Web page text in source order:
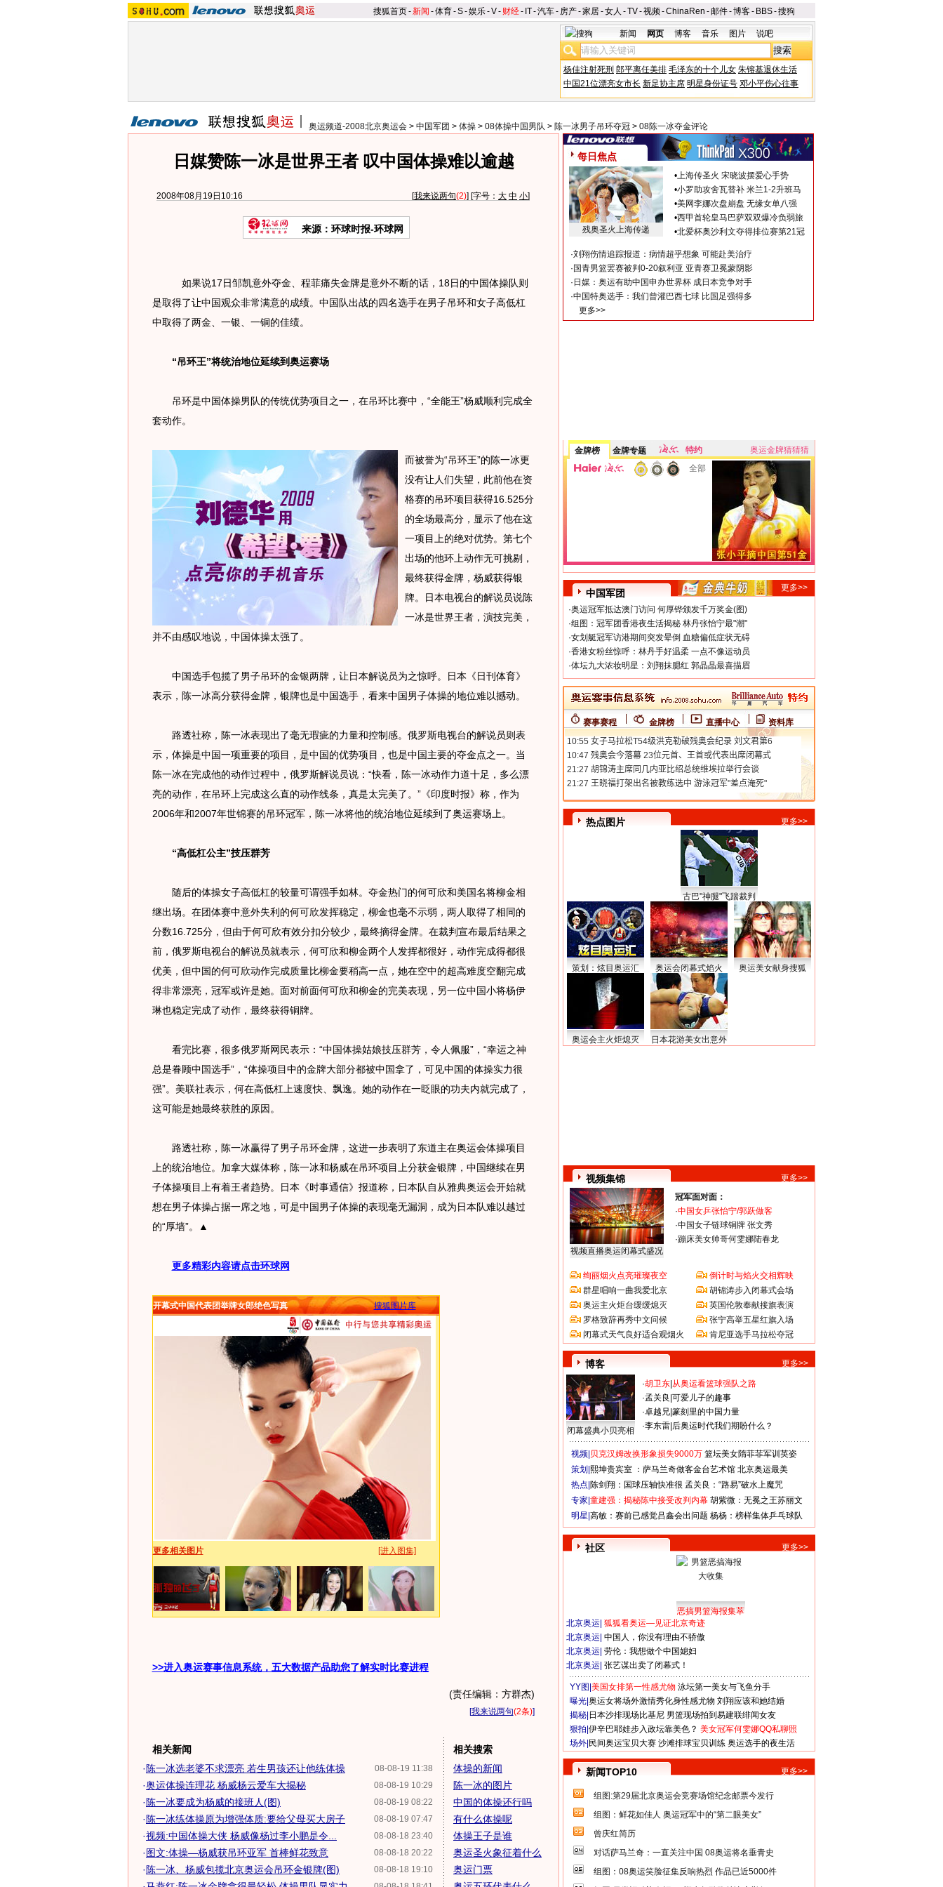
搜狐首页-新闻 -体育-S-娱乐-V- 财经- IT-汽车- 房产-家居-女人 -TV-视频-ChinaRen -邮件-博客- BBS-搜狗
新闻 网页 博客 音乐 图片 说吧
杨佳注射死刑 郎平离任美排 毛泽东的十个儿女 朱镕基退休生活
中国21位漂亮女市长 新足协主席 明星身份证号 邓小平伤心往事
奥运频道-2008北京奥运会 > 中国军团 > 体操 > 08体操中国男队 > 陈一冰男子吊环夺冠 > 08陈一冰夺金评论
日媒赞陈一冰是世界王者 叹中国体操难以逾越
2008年08月19日10:16 [我来说两句(2)] [字号： 大 中 小]
来源：环球时报-环球网
如果说17日邹凯意外夺金、程菲痛失金牌是意外不断的话，18日的中国体操队则
是取得了让中国观众非常满意的成绩。中国队出战的四名选手在男子吊环和女子高低杠
中取得了两金、一银、一铜的佳绩。
“吊环王”将统治地位延续到奥运赛场
吊环是中国体操男队的传统优势项目之一，在吊环比赛中，“全能王”杨威顺利完成全
套动作。
而被誉为“吊环王”的陈一冰更
没有让人们失望，此前他在资
格赛的吊环项目获得16.525分
的全场最高分，显示了他在这
一项目上的绝对优势。第七个
出场的他环上动作无可挑剔，
最终获得金牌，杨威获得银
牌。日本电视台的解说员说陈
一冰是世界王者，演技完美，
并不由感叹地说，中国体操太强了。
中国选手包揽了男子吊环的金银两牌，让日本解说员为之惊呼。日本《日刊体育》
表示，陈一冰高分获得金牌，银牌也是中国选手，看来中国男子体操的地位难以撼动。
路透社称，陈一冰表现出了毫无瑕疵的力量和控制感。俄罗斯电视台的解说员则表
示，体操是中国一项重要的项目，是中国的优势项目，也是中国主要的夺金点之一。当
陈一冰在完成他的动作过程中，俄罗斯解说员说：“快看，陈一冰动作力道十足，多么漂
亮的动作，在吊环上完成这么直的动作线条，真是太完美了。”《印度时报》称，作为
2006年和2007年世锦赛的吊环冠军，陈一冰将他的统治地位延续到了奥运赛场上。
“高低杠公主”技压群芳
随后的体操女子高低杠的较量可谓强手如林。夺金热门的何可欣和美国名将柳金相
继出场。在团体赛中意外失利的何可欣发挥稳定，柳金也毫不示弱，两人取得了相同的
分数16.725分，但由于何可欣有效分扣分较少，最终摘得金牌。在裁判宣布最后结果之
前，俄罗斯电视台的解说员就表示，何可欣和柳金两个人发挥都很好，动作完成得都很
优美，但中国的何可欣动作完成质量比柳金要稍高一点，她在空中的超高难度空翻完成
得非常漂亮，冠军或许是她。面对前面何可欣和柳金的完美表现，另一位中国小将杨伊
琳也稳定完成了动作，最终获得铜牌。
看完比赛，很多俄罗斯网民表示：“中国体操姑娘技压群芳，令人佩服”，“幸运之神
总是眷顾中国选手”，“体操项目中的金牌大部分都被中国拿了，可见中国的体操实力很
强”。美联社表示，何在高低杠上速度快、飘逸。她的动作在一眨眼的功夫内就完成了，
这可能是她最终获胜的原因。
路透社称，陈一冰赢得了男子吊环金牌，这进一步表明了东道主在奥运会体操项目
上的统治地位。加拿大媒体称，陈一冰和杨威在吊环项目上分获金银牌，中国继续在男
子体操项目上有着王者趋势。日本《时事通信》报道称，日本队自从雅典奥运会开始就
想在男子体操占据一席之地，可是中国男子体操的表现毫无漏洞，成为日本队难以越过
的“厚墙”。▲
更多精彩内容请点击环球网
开幕式中国代表团举牌女郎绝色写真 搜狐图片库
更多相关图片 [进入图集]
>>进入奥运赛事信息系统，五大数据产品助您了解实时比赛进程
(责任编辑：方群杰)
[我来说两句(2条)]
相关新闻
08-08-19 11:38
· 陈一冰选老婆不求漂亮 若生男孩还让他练体操
08-08-19 10:29
·奥运体操连理花 杨威杨云爱车大揭秘
08-08-19 08:22
· 陈一冰要成为杨威的接班人(图)
08-08-19 07:47
· 陈一冰练体操原为增强体质:要给父母买大房子
08-08-18 23:40
·视频:中国体操大侠 杨威像杨过李小鹏是令...
08-08-18 20:22
·图文:体操—杨威获吊环亚军 首棒鲜花致意
08-08-18 19:10
· 陈一冰、杨威包揽北京奥运会吊环金银牌(图)
相关搜索
体操的新闻
陈一冰的图片
中国的体操还行吗
有什么体操呢
体操王子是谁
奥运圣火象征着什么
奥运门票
每日焦点
残奥圣火上海传递
•上海传圣火 宋晓波摆爱心手势
•小罗助攻舍瓦替补 米兰1-2升班马
•美网李娜次盘崩盘 无缘女单八强
•西甲首轮皇马巴萨双双爆冷负弱旅
•北爱杯奥沙利文夺得排位赛第21冠
·刘翔伤情追踪报道：病情超乎想象 可能赴美治疗
· 国青男篮罢赛被判0-20叙利亚 亚青赛卫冕蒙阴影
· 日媒：奥运有助中国申办世界杯 成日本竞争对手
·中国特奥选手：我们曾灌巴西七球 比国足强得多
更多>>
金牌榜 金牌专题 特约
奥运金牌猜猜猜
全部
中国军团
更多>>
·奥运冠军抵达澳门访问 何厚铧颁发千万奖金(图)
·组图：冠军团香港夜生活揭秘 林丹张怡宁最"潮"
·女划艇冠军访港期间突发晕倒 血糖偏低症状无碍
·香港女粉丝惊呼：林丹手好温柔 一点不像运动员
·体坛九大浓妆明星：刘翔抹腮红 郭晶晶最喜描眉
赛事赛程 金牌榜 直播中心 资料库
热点图片 更多>>
古巴"神腿"飞踹裁判
策划：炫目奥运汇 奥运会闭幕式焰火 奥运美女献身搜狐
奥运会主火炬熄灭 日本花游美女出意外
视频集锦 更多>>
视频直播奥运闭幕式盛况
冠军面对面：
·中国女乒张怡宁/郭跃做客
·中国女子链球铜牌 张文秀
·蹦床美女帅哥何雯娜陆春龙
绚丽烟火点亮璀璨夜空
群星唱响一曲我爱北京
奥运主火炬台缓缓熄灭
罗格致辞再秀中文问候
闭幕式天气良好适合观烟火
倒计时与焰火交相辉映
胡锦涛步入闭幕式会场
英国伦敦奉献接旗表演
张宁高举五星红旗入场
肯尼亚选手马拉松夺冠
博客 更多>>
闭幕盛典小贝亮相
·胡卫东 从奥运看篮球强队之路
·孟关良 可爱儿子的趣事
·卓越兄 篆刻里的中国力量
·李东雷 后奥运时代我们期盼什么？
视频| 贝克汉姆改换形象损失9000万 篮坛美女隋菲菲军训英姿
策划| 熙坤贵宾室 ：萨马兰奇做客金台艺术馆 北京奥运最美
热点| 陈剑翔：国球压轴快准很 孟关良：“路易”破水上魔咒
专家| 童建强：揭秘陈中接受改判内幕 胡紫微：无冕之王苏丽文
明星| 高敏：赛前已感觉吕鑫会出问题 杨杨：榜样集体乒乓球队
社区 更多>>
恶搞男篮海报集萃
北京奥运 狐狐看奥运—见证北京奇迹
北京奥运 中国人，你没有理由不骄傲
北京奥运 劳伦：我想做个中国媳妇
北京奥运 张艺谋出卖了闭幕式！
YY图| 美国女排第一性感尤物 泳坛第一美女与飞鱼分手
曝光| 奥运女将场外激情秀化身性感尤物 刘翔应该和她结婚
揭秘| 日本沙排现场比基尼 男篮现场拍到易建联绯闻女友
狠拍| 伊辛巴耶娃步入政坛靠美色？ 美女冠军何雯娜QQ私聊照
场外| 民间奥运宝贝大赛 沙滩排球宝贝训练 奥运选手的夜生活
新闻TOP10 更多>>
组图:第29届北京奥运会竞赛场馆纪念邮票今发行
组图：鲜花如佳人 奥运冠军中的“第二眼美女”
曾庆红简历
对话萨马兰奇：一直关注中国 08奥运将名垂青史
组图：08奥运笑脸征集反响热烈 作品已近5000件